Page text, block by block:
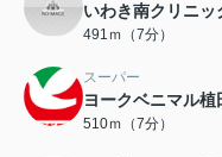
いわき南クリニッ
491ｍ（7分）
スーパー
ヨークベニマル植
510ｍ（7分）